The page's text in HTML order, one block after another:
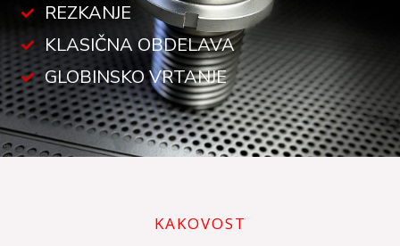
REZKANJE
KLASIČNA OBDELAVA
GLOBINSKO VRTANJE
KAKOVOST